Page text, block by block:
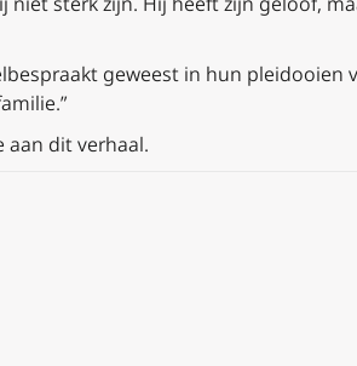
geweest in hun
aan dit verhaal.